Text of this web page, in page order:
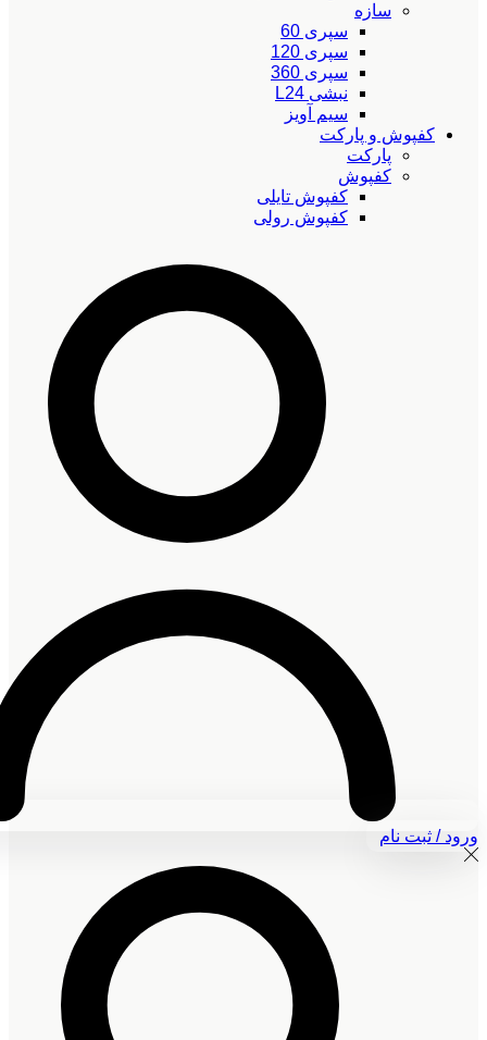
سازه
سپری 60
سپری 120
سپری 360
نبشی L24
سیم آویز
کفپوش و پارکت
پارکت
کفپوش
کفپوش تایلی
کفپوش رولی
ورود / ثبت نام